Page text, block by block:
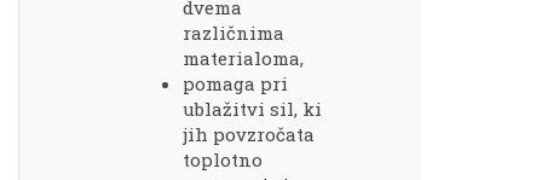
dvema
različnima
materialoma,
pomaga pri
ublažitvi sil, ki
jih povzročata
toplotno